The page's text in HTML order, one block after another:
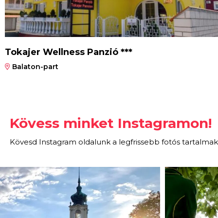
Tokajer Wellness Panzió ***
Balaton-part
Kövess minket Instagramon!
Kövesd Instagram oldalunk a legfrissebb fotós